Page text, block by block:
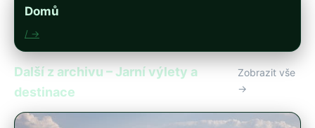
Domů
/ →
Další z archivu – Jarní výlety a
destinace
Zobrazit vše
→